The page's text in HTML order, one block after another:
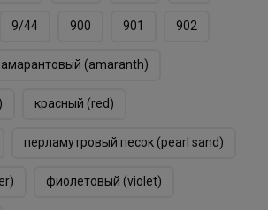
9/44 900 901 902
амарантовый (amaranth)
красный (red)
перламутровый песок (pearl sand)
фиолетовый (violet)